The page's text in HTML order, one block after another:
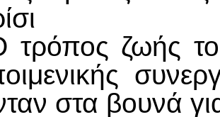
τρόπος ζωής
στα βουνά